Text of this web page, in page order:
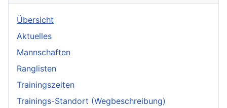
Übersicht
Aktuelles
Mannschaften
Ranglisten
Trainingszeiten
Trainings-Standort (Wegbeschreibung)